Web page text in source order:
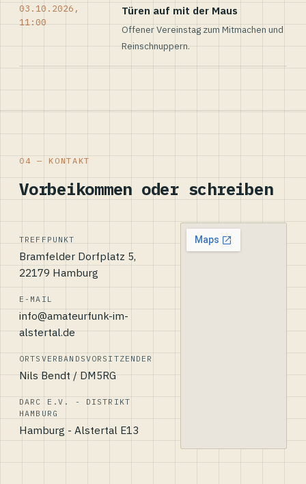
03.10.2026,
11:00
Türen auf mit der Maus
Offener Vereinstag zum Mitmachen und
Reinschnuppern.
04 — KONTAKT
Vorbeikommen oder schreiben
TREFFPUNKT
Bramfelder Dorfplatz 5,
22179 Hamburg
E-MAIL
info@amateurfunk-im-
alstertal.de
ORTSVERBANDSVORSITZENDER
Nils Bendt / DM5RG
DARC E.V. - DISTRIKT
HAMBURG
Hamburg - Alstertal E13